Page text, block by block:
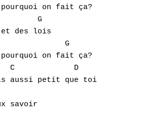
on fait ça?
G
et des lois
G
on fait ça?
C             D
aussi petit que toi
savoir